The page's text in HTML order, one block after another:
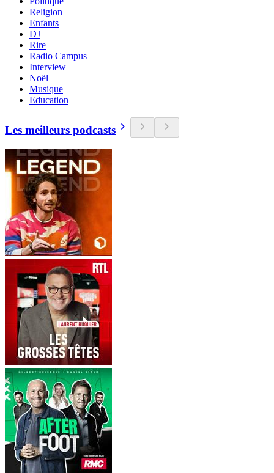
Religion
Enfants
DJ
Rire
Radio Campus
Interview
Noël
Musique
Education
Les meilleurs podcasts